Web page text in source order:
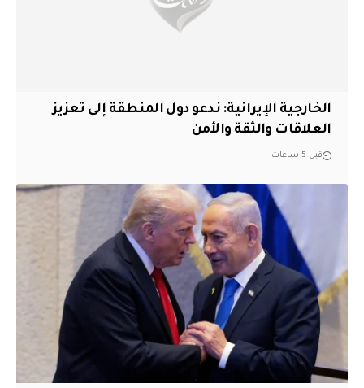
الخارجية الإيرانية: ندعو دول المنطقة إلى تعزيز
العلاقات والثقة والأمن
قبل 5 ساعات